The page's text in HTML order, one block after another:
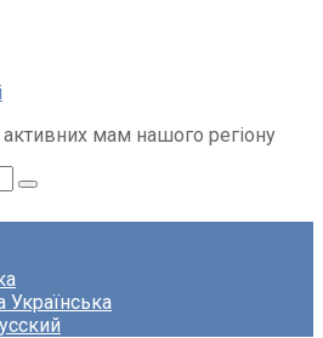
активних мам нашого регіону
Українська